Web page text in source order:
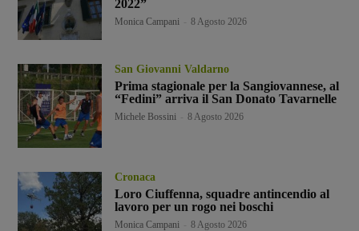
2022”
Monica Campani 8 Agosto 2026
San Giovanni Valdarno
Prima stagionale per la Sangiovannese, al
“Fedini” arriva il San Donato Tavarnelle
Michele Bossini 8 Agosto 2026
Cronaca
Loro Ciuffenna, squadre antincendio al
lavoro per un rogo nei boschi
Monica Campani 8 Agosto 2026